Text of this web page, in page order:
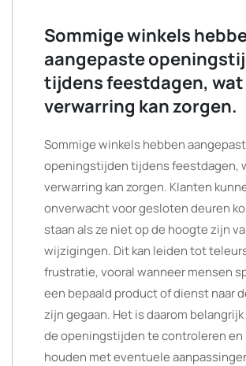
Sommige winkels
aangepaste
tijdens feestdagen,
verwarring kan zorgen.
Sommige winkels hebben
openingstijden tijdens feestdagen,
verwarring kan zorgen. Klanten
onverwacht voor gesloten deuren
staan als ze niet op de hoogte zijn
wijzigingen. Dit kan leiden tot
frustratie, vooral wanneer mensen
een bepaald product of dienst naar
zijn gegaan. Het is daarom
de openingstijden te controleren en
houden met eventuele